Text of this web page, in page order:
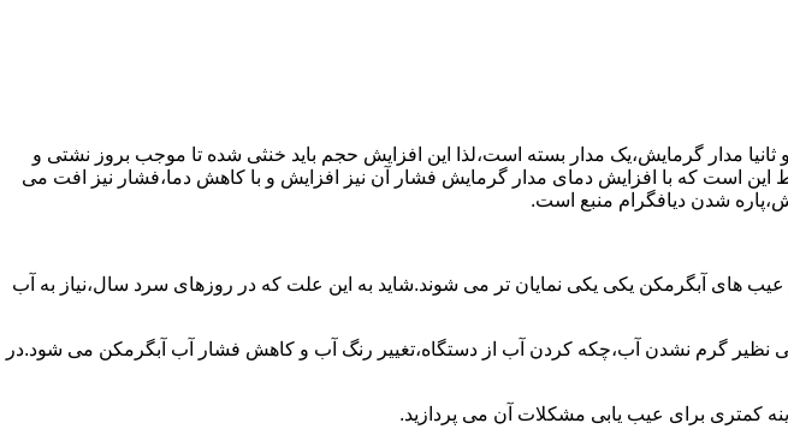
مدار گرمایش،یک مدار بسته است،لذا این افزایش حجم باید خنثی شده تا موجب بروز نشتی و
این است که با افزایش دمای مدار گرمایش فشار آن نیز افزایش و با کاهش دما،فشار نیز افت می
شدن دیافگرام منبع است.
های آبگرمکن یکی یکی نمایان تر می شوند.شاید به این علت که در روزهای سرد سال،نیاز به آب
گرم نشدن آب،چکه کردن آب از دستگاه،تغییر رنگ آب و کاهش فشار آب آبگرمکن می شود.در
کمتری برای عیب یابی مشکلات آن می پردازید.